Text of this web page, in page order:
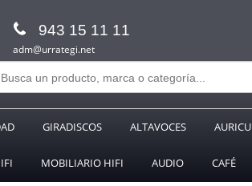
943 15 11 11
adm@urrategi.net
GIRADISCOS ALTAVOCES
MOBILIARIO HIFI AUDIO CAFÉ